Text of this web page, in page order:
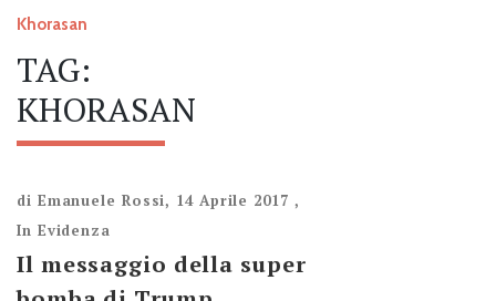
Khorasan
TAG:
KHORASAN
di Emanuele Rossi, 14 Aprile 2017 ,
In Evidenza
Il messaggio della super